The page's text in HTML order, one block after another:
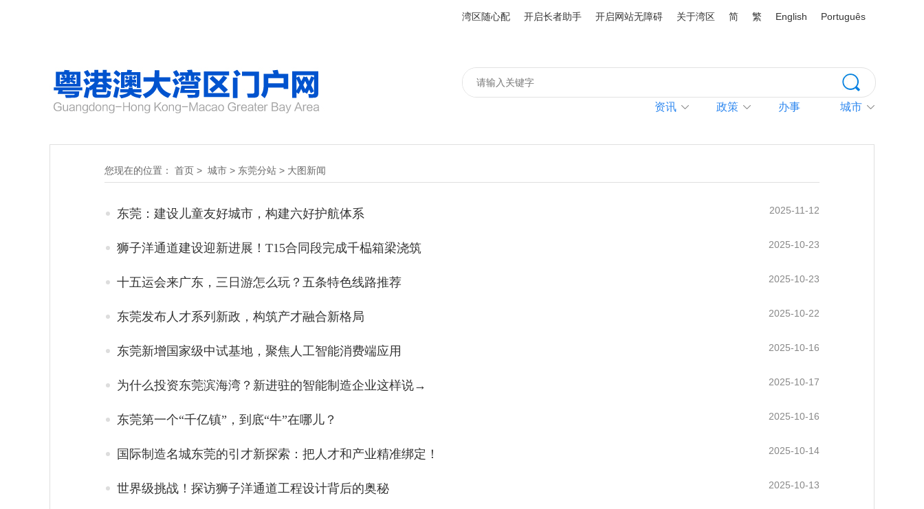
湾区随心配 开启长者助手 开启网站无障碍 关于湾区 简 繁 English Português
资讯 政策 办事 城市
您现在的位置： 首页 > 城市 > 东莞分站 > 大图新闻
东莞：建设儿童友好城市，构建六好护航体系 2025-11-12
狮子洋通道建设迎新进展！T15合同段完成千榀箱梁浇筑 2025-10-23
十五运会来广东，三日游怎么玩？五条特色线路推荐 2025-10-23
东莞发布人才系列新政，构筑产才融合新格局 2025-10-22
东莞新增国家级中试基地，聚焦人工智能消费端应用 2025-10-16
为什么投资东莞滨海湾？新进驻的智能制造企业这样说→ 2025-10-17
东莞第一个“千亿镇”，到底“牛”在哪儿？ 2025-10-16
国际制造名城东莞的引才新探索：把人才和产业精准绑定！ 2025-10-14
世界级挑战！探访狮子洋通道工程设计背后的奥秘 2025-10-13